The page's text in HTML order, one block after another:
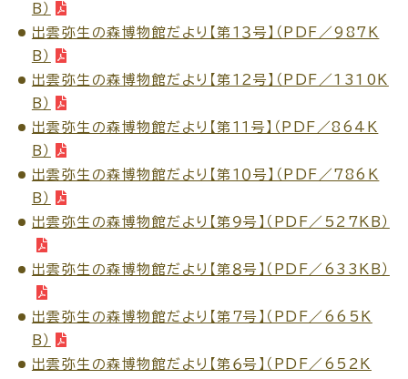
B）
出雲弥生の森博物館だより【第１３号】（PDF／987K
B）
出雲弥生の森博物館だより【第１２号】（PDF／1310K
B）
出雲弥生の森博物館だより【第１１号】（PDF／864K
B）
出雲弥生の森博物館だより【第１０号】（PDF／786K
B）
出雲弥生の森博物館だより【第９号】（PDF／527KB）
出雲弥生の森博物館だより【第８号】（PDF／633KB）
出雲弥生の森博物館だより【第７号】（PDF／665K
B）
出雲弥生の森博物館だより【第６号】（PDF／652K